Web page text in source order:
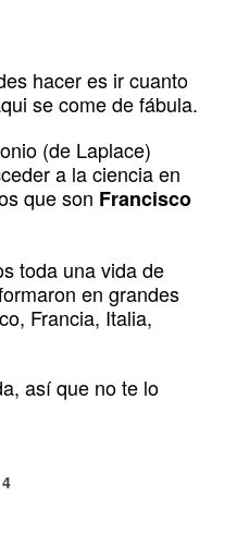
hacer es ir cuanto
se come de fábula.
(de Laplace)
a la ciencia en
que son Francisco
toda una vida de
en grandes
Francia, Italia,
así que no te lo